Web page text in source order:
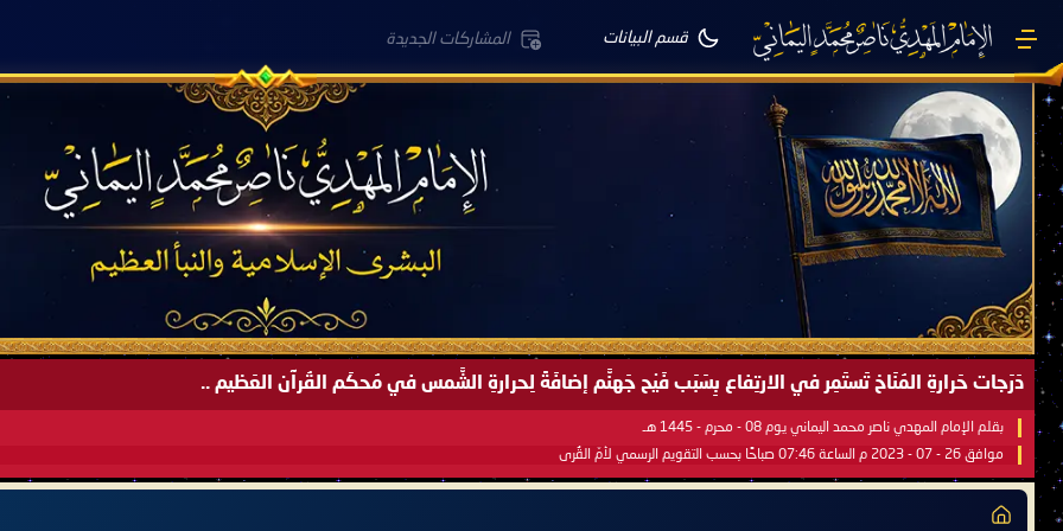
قسم البيانات المشاركات الجديدة
دَرَجات حَرارةِ المُنَاخ تَستَمِر في الارتِفاع بِسَبَب فَيْح جَهنَّم إضافَةً لِحرارةِ الشَّمس في مُحكَم القُرآن العَظيم ..
بقلم الإمام المهدي ناصر محمد اليماني يوم 08 - محرم - 1445 هـ
موافق 26 - 07 - 2023 م الساعة 07:46 صباحًا بحسب التقويم الرسمي لأمّ القُرى